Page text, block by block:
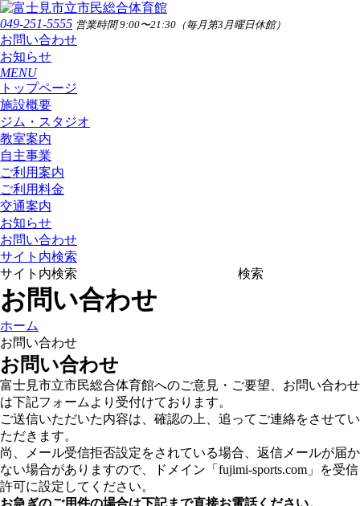
049-251-5555 営業時間 9:00〜21:30（毎月第3月曜日休館）
お問い合わせ
お知らせ
MENU
トップページ
施設概要
ジム・スタジオ
教室案内
自主事業
ご利用案内
ご利用料金
交通案内
お知らせ
お問い合わせ
サイト内検索
サイト内検索
検索
お問い合わせ
ホーム
お問い合わせ
お問い合わせ
富士見市立市民総合体育館へのご意見・ご要望、お問い合わせ
は下記フォームより受付けております。
ご送信いただいた内容は、確認の上、追ってご連絡をさせてい
ただきます。
尚、メール受信拒否設定をされている場合、返信メールが届か
ない場合がありますので、ドメイン「fujimi-sports.com」を受信
許可に設定してください。
お急ぎのご用件の場合は下記まで直接お電話ください。